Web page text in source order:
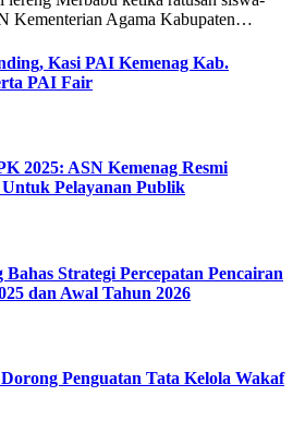
Kementerian Agama Kabupaten…
Kasi PAI Kemenag Kab.
PAI Fair
2025: ASN Kemenag Resmi
Pelayanan Publik
Strategi Percepatan Pencairan
dan Awal Tahun 2026
Penguatan Tata Kelola Wakaf